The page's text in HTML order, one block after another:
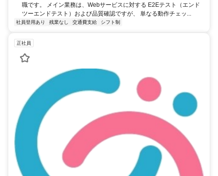
職です。 メイン業務は、Webサービスに対する E2Eテスト（エンド
ツーエンドテスト）および品質確認ですが、 単なる動作チェッ...
社員登用あり 残業なし 交通費支給 シフト制
正社員